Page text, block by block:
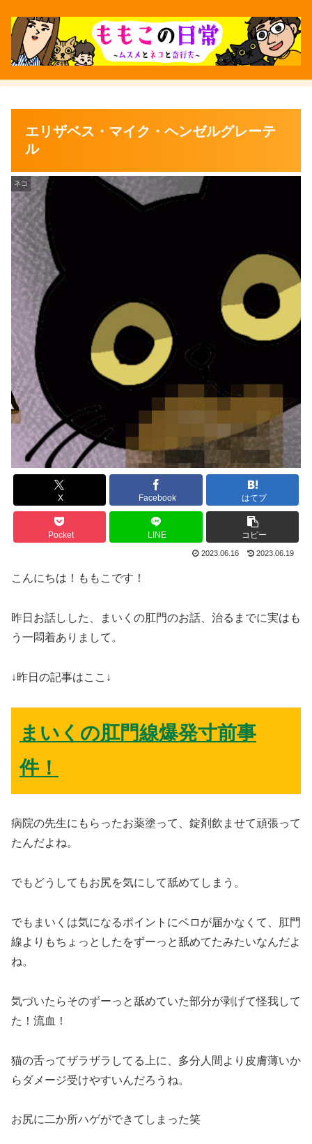
エリザベス・マイク・ヘンゼルグレーテ
ル
ネコ
X Facebook はてブ
Pocket LINE コピー
2023.06.16 2023.06.19
こんにちは！ももこです！
昨日お話しした、まいくの肛門のお話、治るまでに実はも
う一悶着ありまして。
↓昨日の記事はここ↓
まいくの肛門線爆発寸前事
件！
病院の先生にもらったお薬塗って、錠剤飲ませて頑張って
たんだよね。
でもどうしてもお尻を気にして舐めてしまう。
でもまいくは気になるポイントにベロが届かなくて、肛門
線よりもちょっとしたをずーっと舐めてたみたいなんだよ
ね。
気づいたらそのずーっと舐めていた部分が剥げて怪我して
た！流血！
猫の舌ってザラザラしてる上に、多分人間より皮膚薄いか
らダメージ受けやすいんだろうね。
お尻に二か所ハゲができてしまった笑